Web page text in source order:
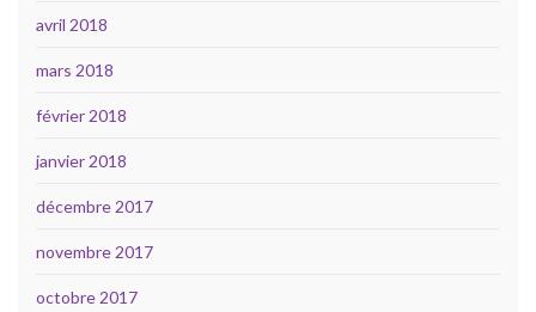
avril 2018
mars 2018
février 2018
janvier 2018
décembre 2017
novembre 2017
octobre 2017